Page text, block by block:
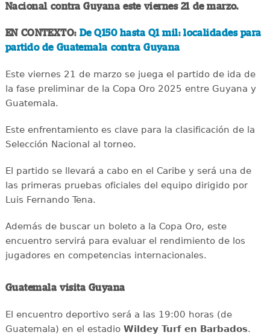
Nacional contra Guyana este viernes 21 de marzo.
EN CONTEXTO: De Q150 hasta Q1 mil: localidades para
partido de Guatemala contra Guyana
Este viernes 21 de marzo se juega el partido de ida de
la fase preliminar de la Copa Oro 2025 entre Guyana y
Guatemala.
Este enfrentamiento es clave para la clasificación de la
Selección Nacional al torneo.
El partido se llevará a cabo en el Caribe y será una de
las primeras pruebas oficiales del equipo dirigido por
Luis Fernando Tena.
Además de buscar un boleto a la Copa Oro, este
encuentro servirá para evaluar el rendimiento de los
jugadores en competencias internacionales.
Guatemala visita Guyana
El encuentro deportivo será a las 19:00 horas (de
Guatemala) en el estadio Wildey Turf en Barbados.